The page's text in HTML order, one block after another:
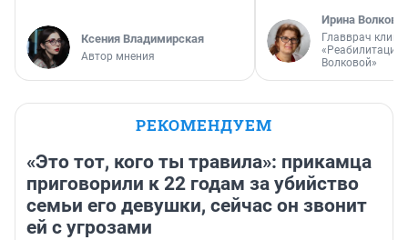
Ксения Владимирская
Автор мнения
Ирина Волкова
Главврач
«Реабилитация
Волковой»
РЕКОМЕНДУЕМ
«Это тот, кого ты травила»: прикамца
приговорили к 22 годам за убийство
семьи его девушки, сейчас он звонит
ей с угрозами